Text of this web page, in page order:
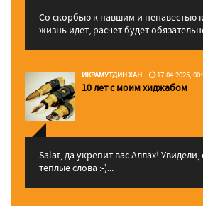
Со скорбью к павшим и ненавестью
жизнь идет, расчет будет
ИКРАМУТДИН ХАН 17.04.2025,
10 лет с моим хиджабом
Salat, да укрепит вас Аллаx! Увидели,
теплые слова :-)...